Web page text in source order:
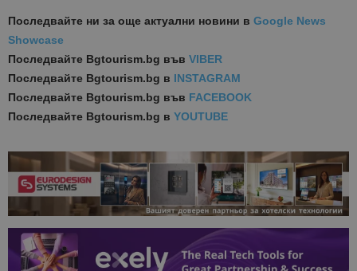
Последвайте ни за още актуални новини в Google News
Showcase
Последвайте Bgtourism.bg във VIBER
Последвайте Bgtourism.bg в INSTAGRAM
Последвайте Bgtourism.bg във FACEBOOK
Последвайте Bgtourism.bg в YOUTUBE